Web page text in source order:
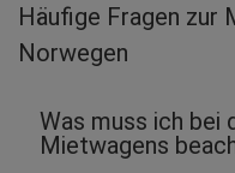
Abholort: Oslo Flughafen
Vermieter: Hertz
abgegeben am 07.08.2026
Abholort: Bergen
Häufige Fragen zur
Norwegen
Was muss ich bei
Mietwagens